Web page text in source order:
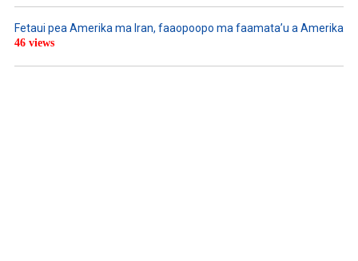
Fetaui pea Amerika ma Iran, faaopoopo ma faamata’u a Amerika
46 views